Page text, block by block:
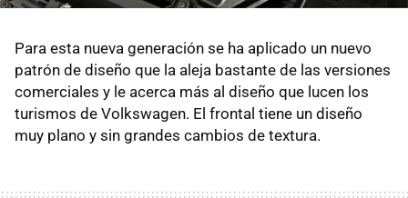
Para esta nueva generación se ha aplicado un nuevo
patrón de diseño que la aleja bastante de las versiones
comerciales y le acerca más al diseño que lucen los
turismos de Volkswagen. El frontal tiene un diseño
muy plano y sin grandes cambios de textura.